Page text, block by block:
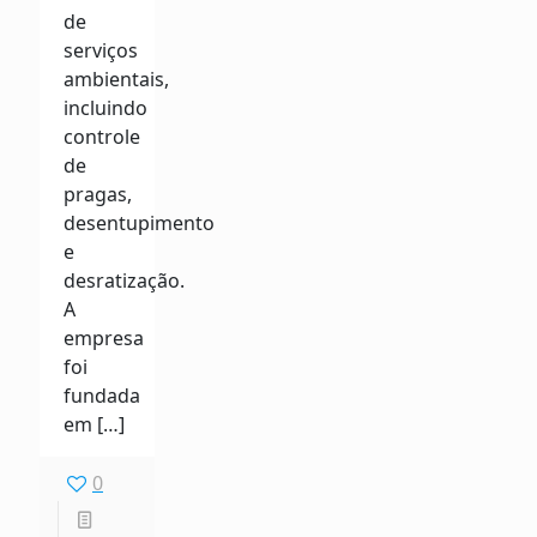
de
serviços
ambientais,
incluindo
controle
de
pragas,
desentupimento
e
desratização.
A
empresa
foi
fundada
em […]
0